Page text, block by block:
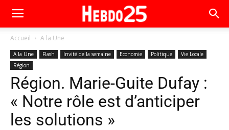
Accueil A la Une
A la Une Flash Invité de la semaine Economie Politique
Vie Locale
Région
Région. Marie-Guite Dufay :
« Notre rôle est d’anticiper
les solutions »